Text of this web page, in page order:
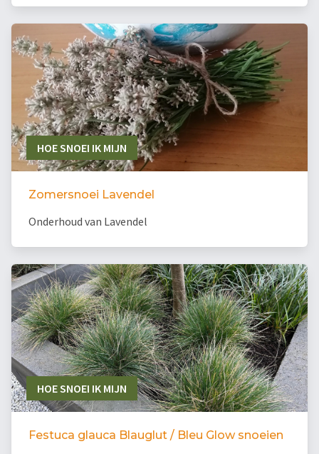
HOE SNOEI IK MIJN
Zomersnoei Lavendel
Onderhoud van Lavendel
HOE SNOEI IK MIJN
Festuca glauca Blauglut / Bleu Glow snoeien